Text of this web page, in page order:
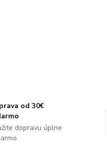
od 30€
dopravu úplne